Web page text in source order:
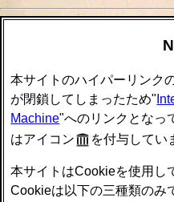
本サイトのハイパーリンク
が閉鎖してしまったため"
Machine"へのリンクとなっ
はアイコン
を付与してい
本サイトはCookieを使用し
Cookieは以下の三種類のみ